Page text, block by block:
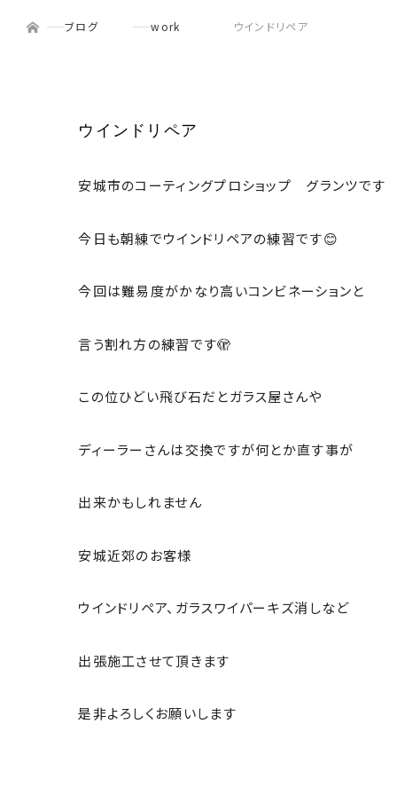
ブログ
work ウインドリペア
ウインドリペア
安城市のコーティングプロショップ グランツです
今日も朝練でウインドリペアの練習です😊
今回は難易度がかなり高いコンビネーションと
言う割れ方の練習です🫣
この位ひどい飛び石だとガラス屋さんや
ディーラーさんは交換ですが何とか直す事が
出来かもしれません
安城近郊のお客様
ウインドリペア、ガラスワイパーキズ消しなど
出張施工させて頂きます
是非よろしくお願いします